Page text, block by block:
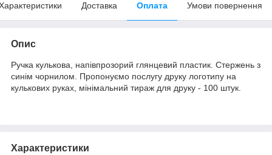
Доставка Оплата Умови повернення
Опис
Ручка кулькова, напівпрозорий глянцевий пластик. Стержень з
синім чорнилом. Пропонуємо послугу друку логотипу на
кулькових руках, мінімальний тираж для друку - 100 штук.
Характеристики